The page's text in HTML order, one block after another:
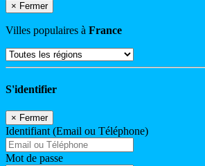
× Fermer
Villes populaires à France
S'identifier
× Fermer
Identifiant (Email ou Téléphone)
Mot de passe